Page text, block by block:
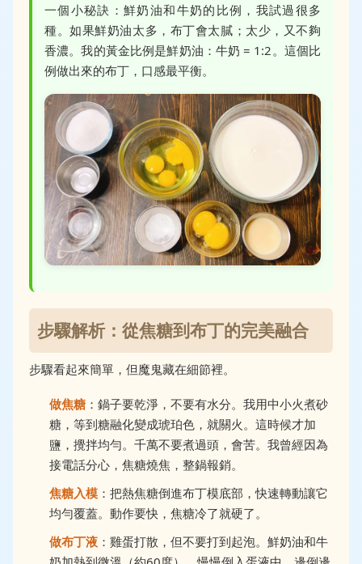
一個小秘訣：鮮奶油和牛奶的比例，我試過很多
種。如果鮮奶油太多，布丁會太膩；太少，又不夠
香濃。我的黃金比例是鮮奶油：牛奶 = 1:2。這個比
例做出來的布丁，口感最平衡。
步驟解析：從焦糖到布丁的完美融合
步驟看起來簡單，但魔鬼藏在細節裡。
做焦糖：鍋子要乾淨，不要有水分。我用中小火煮砂
糖，等到糖融化變成琥珀色，就關火。這時候才加
鹽，攪拌均勻。千萬不要煮過頭，會苦。我曾經因為
接電話分心，焦糖燒焦，整鍋報銷。
焦糖入模 ：把熱焦糖倒進布丁模底部，快速轉動讓它
均勻覆蓋。動作要快，焦糖冷了就硬了。
做布丁液 ：雞蛋打散，但不要打到起泡。鮮奶油和牛